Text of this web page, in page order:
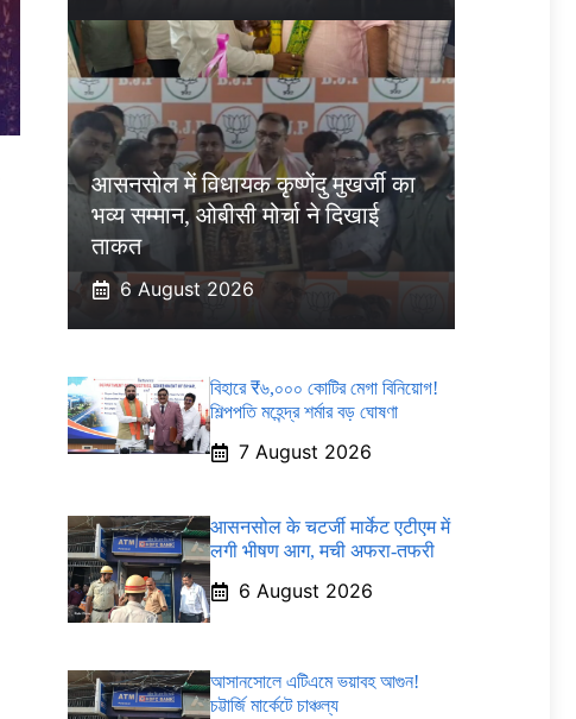
आसनसोल में विधायक कृष्णेंदु मुखर्जी का
भव्य सम्मान, ओबीसी मोर्चा ने दिखाई
ताकत
6 August 2026
বিহারে ₹৬,০০০ কোটির মেগা বিনিয়োগ!
শিল্পপতি মহেন্দ্র শর্মার বড় ঘোষণা
7 August 2026
आसनसोल के चटर्जी मार्केट एटीएम में
लगी भीषण आग, मची अफरा-तफरी
6 August 2026
আসানসোলে এটিএমে ভয়াবহ আগুন!
চট্টার্জি মার্কেটে চাঞ্চল্য